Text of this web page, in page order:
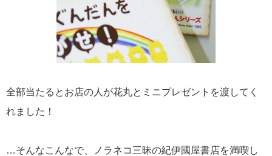
全部当たるとお店の人が花丸とミニプレゼントを渡してく
れました！
…そんなこんなで、ノラネコ三昧の紀伊國屋書店を満喫し